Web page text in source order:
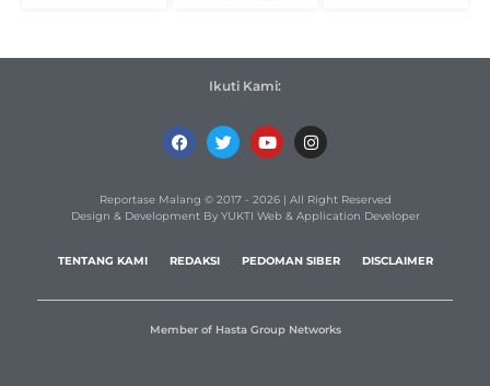
Ikuti Kami:
Reportase Malang © 2017 - 2026 | All Right Reserved
Design & Development By YUKTI Web & Application Developer
TENTANG KAMI REDAKSI PEDOMAN SIBER DISCLAIMER
Member of Hasta Group Networks